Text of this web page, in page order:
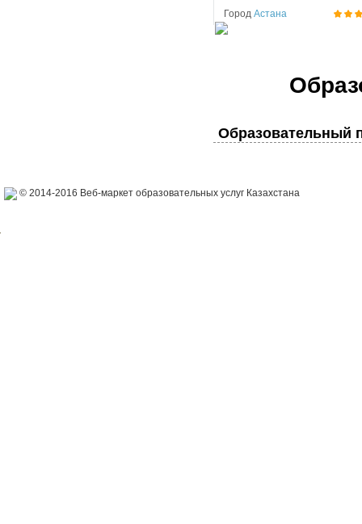
Город Астана
Образовательный
© 2014-2016 Веб-маркет образовательных услуг Казахстана